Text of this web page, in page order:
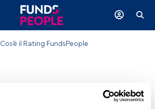
Cos'è il Rating FundsPeople